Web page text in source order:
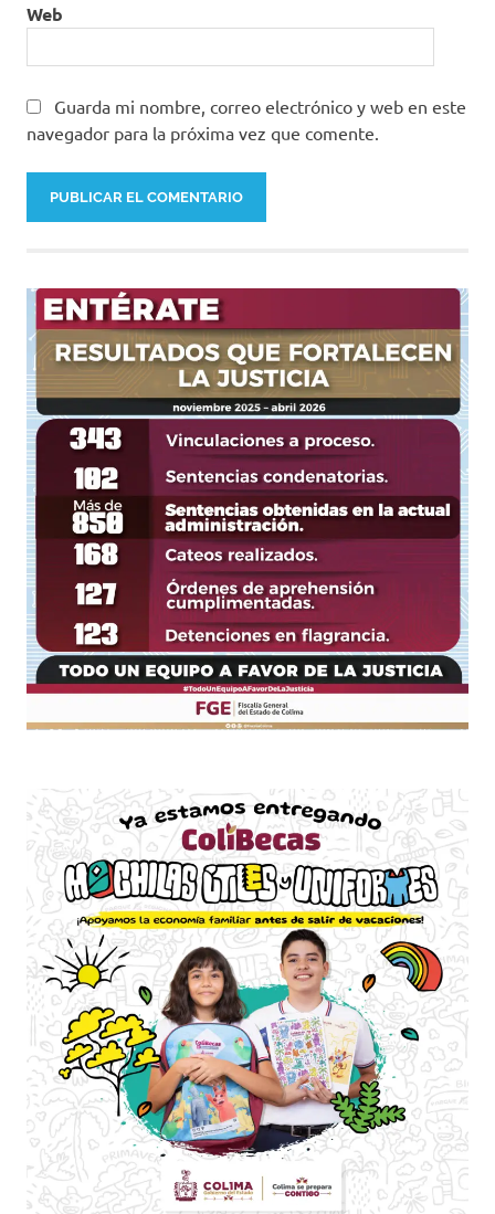
Web
Guarda mi nombre, correo electrónico y web en este
navegador para la próxima vez que comente.